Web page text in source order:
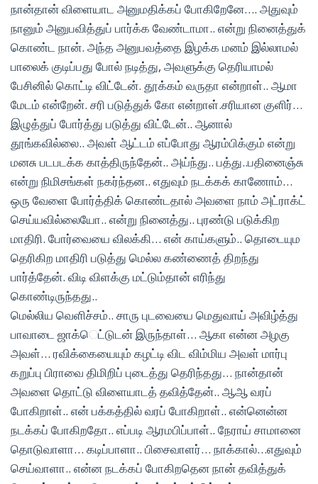
நான்தான் விளையாட அனுமதிக்கப் போகிறேனே…. அதுவும்
நானும் அனுபவித்துப் பார்க்க வேண்டாமா.. என்று நினைத்துக்
கொண்ட நான். அந்த அனுபவத்தை இழக்க மனம் இல்லாமல்
பாலைக் குடிப்பது போல் நடித்து, அவளுக்கு தெரியாமல்
பேசினில் கொட்டி விட்டேன். தூக்கம் வருதா என்றாள்.. ஆமா
மேடம் என்றேன். சரி படுத்துக் கோ என்றாள்.சரியான குளிர்…
இழுத்துப் போர்த்து படுத்து விட்டேன்.. ஆனால்
தூங்கவில்லை.. அவள் ஆட்டம் எப்போது ஆரம்பிக்கும் என்று
மனசு படபடக்க காத்திருந்தேன்.. அய்ந்து.. பத்து..பதினைஞ்சு
என்று நிமிசங்கள் நகர்ந்தன.. எதுவும் நடக்கக் காணோம்…
ஒரு வேளை போர்த்திக் கொண்டதால் அவளை நாம் அட்ராக்ட்
செய்யவில்லையோ.. என்று நினைத்து.. புரண்டு படுக்கிற
மாதிரி. போர்வையை விலக்கி… என் காய்களும்.. தொடையும
தெரிகிற மாதிரி படுத்து மெல்ல கண்ணைத் திறந்து
பார்த்தேன். விடி விளக்கு மட்டும்தான் எரிந்து
கொண்டிருந்தது..
மெல்லிய வெளிச்சம்.. சாரு புடவையை மெதுவாய் அவிழ்த்து
பாவாடை ஜாக்ெட்டுடன் இருந்தாள்… ஆகா என்ன அழகு
அவள்… ரவிக்கையையும் கழட்டி விட விம்மிய அவள் மார்பு
கறுப்பு பிராவை திமிறிப் புடைத்து தெரிந்தது… நான்தான்
அவளை தொட்டு விளையாடத் தவித்தேன்.. ஆஆ வரப்
போகிறாள்.. என் பக்கத்தில் வரப் போகிறாள்.. என்னென்ன
நடக்கப் போகிறதோ.. எப்படி ஆரமபிப்பாள்.. நேராய் சாமானை
தொடுவாளா… கடிப்பாளா.. பிசைவாளர்… நாக்கால்…எதுவும்
செய்வாளா.. என்ன நடக்கப் போகிறதென நான் தவித்துக்